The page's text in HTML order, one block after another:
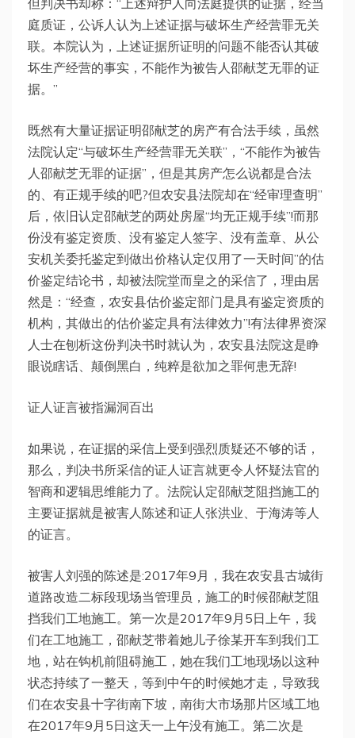
但判决书却称：“上述辩护人向法庭提供的证据，经当
庭质证，公诉人认为上述证据与破坏生产经营罪无关
联。本院认为，上述证据所证明的问题不能否认其破
坏生产经营的事实，不能作为被告人邵献芝无罪的证
据。”
既然有大量证据证明邵献芝的房产有合法手续，虽然
法院认定“与破坏生产经营罪无关联”，“不能作为被告
人邵献芝无罪的证据”，但是其房产怎么说都是合法
的、有正规手续的吧?但农安县法院却在“经审理查明”
后，依旧认定邵献芝的两处房屋“均无正规手续”!而那
份没有鉴定资质、没有鉴定人签字、没有盖章、从公
安机关委托鉴定到做出价格认定仅用了一天时间”的估
价鉴定结论书，却被法院堂而皇之的采信了，理由居
然是：“经查，农安县估价鉴定部门是具有鉴定资质的
机构，其做出的估价鉴定具有法律效力”!有法律界资深
人士在刨析这份判决书时就认为，农安县法院这是睁
眼说瞎话、颠倒黑白，纯粹是欲加之罪何患无辞!
证人证言被指漏洞百出
如果说，在证据的采信上受到强烈质疑还不够的话，
那么，判决书所采信的证人证言就更令人怀疑法官的
智商和逻辑思维能力了。法院认定邵献芝阻挡施工的
主要证据就是被害人陈述和证人张洪业、于海涛等人
的证言。
被害人刘强的陈述是:2017年9月，我在农安县古城街
道路改造二标段现场当管理员，施工的时候邵献芝阻
挡我们工地施工。第一次是2017年9月5日上午，我
们在工地施工，邵献芝带着她儿子徐某开车到我们工
地，站在钩机前阻碍施工，她在我们工地现场以这种
状态持续了一整天，等到中午的时候她才走，导致我
们在农安县十字街南下坡，南街大市场那片区域工地
在2017年9月5日这天一上午没有施工。第二次是